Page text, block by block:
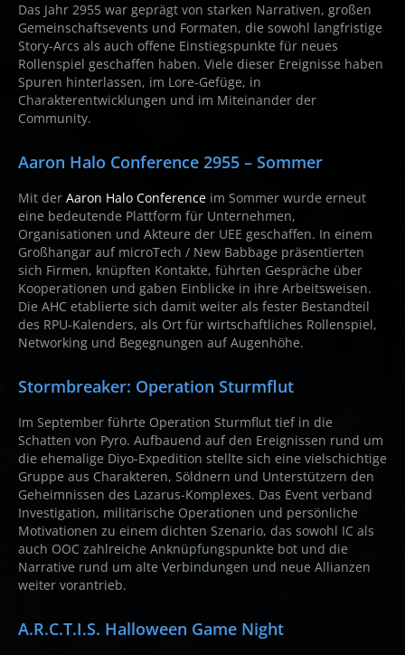
Das Jahr 2955 war geprägt von starken Narrativen, großen
Gemeinschaftsevents und Formaten, die sowohl langfristige
Story-Arcs als auch offene Einstiegspunkte für neues
Rollenspiel geschaffen haben. Viele dieser Ereignisse haben
Spuren hinterlassen, im Lore-Gefüge, in
Charakterentwicklungen und im Miteinander der
Community.
Aaron Halo Conference 2955 – Sommer
Mit der Aaron Halo Conference im Sommer wurde erneut
eine bedeutende Plattform für Unternehmen,
Organisationen und Akteure der UEE geschaffen. In einem
Großhangar auf microTech / New Babbage präsentierten
sich Firmen, knüpften Kontakte, führten Gespräche über
Kooperationen und gaben Einblicke in ihre Arbeitsweisen.
Die AHC etablierte sich damit weiter als fester Bestandteil
des RPU-Kalenders, als Ort für wirtschaftliches Rollenspiel,
Networking und Begegnungen auf Augenhöhe.
Stormbreaker: Operation Sturmflut
Im September führte Operation Sturmflut tief in die
Schatten von Pyro. Aufbauend auf den Ereignissen rund um
die ehemalige Diyo-Expedition stellte sich eine vielschichtige
Gruppe aus Charakteren, Söldnern und Unterstützern den
Geheimnissen des Lazarus-Komplexes. Das Event verband
Investigation, militärische Operationen und persönliche
Motivationen zu einem dichten Szenario, das sowohl IC als
auch OOC zahlreiche Anknüpfungspunkte bot und die
Narrative rund um alte Verbindungen und neue Allianzen
weiter vorantrieb.
A.R.C.T.I.S. Halloween Game Night